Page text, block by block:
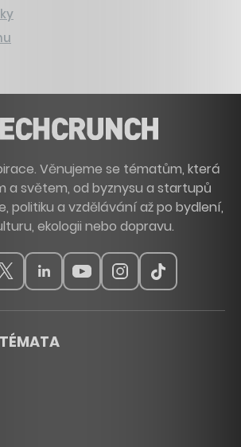
Věnujeme se tématům, která
a světem, od byznysu a startupů
politiku a vzdělávání až po bydlení,
ekologii nebo dopravu.